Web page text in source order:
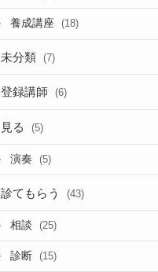
養成講座 (18)
未分類 (7)
登録講師 (6)
見る (5)
演奏 (5)
診てもらう (43)
相談 (25)
診断 (15)